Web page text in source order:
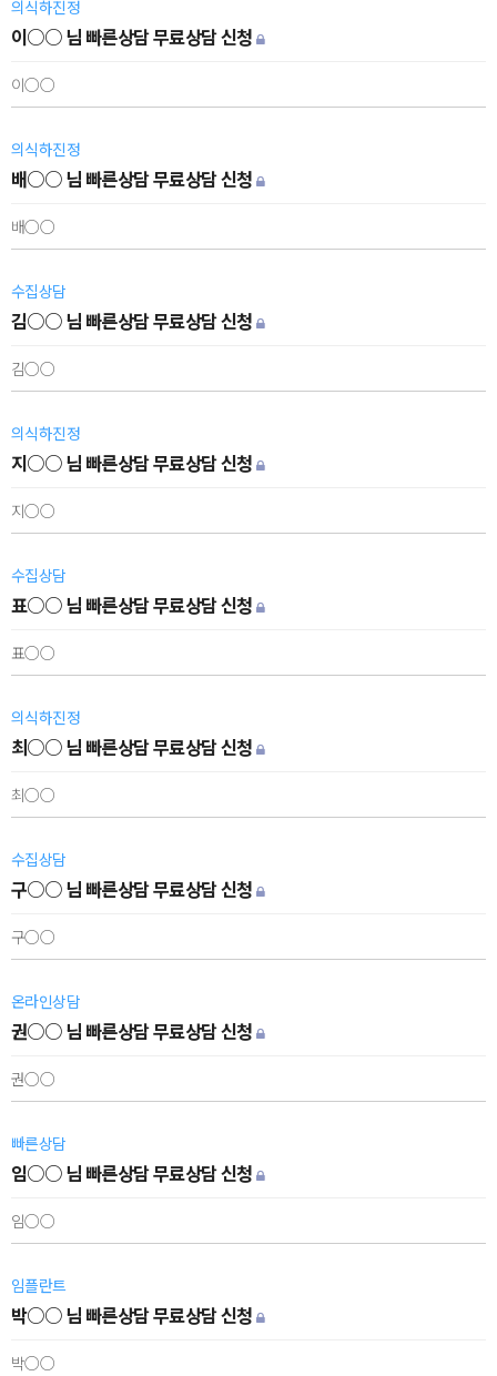
의식하진정
이○○ 님 빠른상담 무료상담 신청
이○○
의식하진정
배○○ 님 빠른상담 무료상담 신청
배○○
수집상담
김○○ 님 빠른상담 무료상담 신청
김○○
의식하진정
지○○ 님 빠른상담 무료상담 신청
지○○
수집상담
표○○ 님 빠른상담 무료상담 신청
표○○
의식하진정
최○○ 님 빠른상담 무료상담 신청
최○○
수집상담
구○○ 님 빠른상담 무료상담 신청
구○○
온라인상담
권○○ 님 빠른상담 무료상담 신청
권○○
빠른상담
임○○ 님 빠른상담 무료상담 신청
임○○
임플란트
박○○ 님 빠른상담 무료상담 신청
박○○